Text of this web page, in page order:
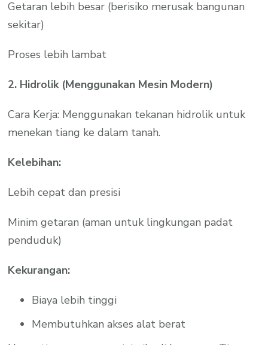
Getaran lebih besar (berisiko merusak bangunan
sekitar)
Proses lebih lambat
2. Hidrolik (Menggunakan Mesin Modern)
Cara Kerja: Menggunakan tekanan hidrolik untuk
menekan tiang ke dalam tanah.
Kelebihan:
Lebih cepat dan presisi
Minim getaran (aman untuk lingkungan padat
penduduk)
Kekurangan:
Biaya lebih tinggi
Membutuhkan akses alat berat